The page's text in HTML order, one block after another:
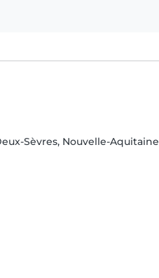
Sèvres, Nouvelle-Aquitaine